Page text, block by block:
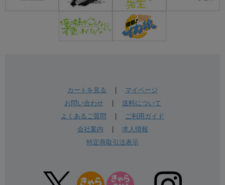
カートを見る
マイページ
お問い合わせ| 送料について
よくあるご質問
ご利用ガイド
会社案内
求人情報
特定商取引法表示